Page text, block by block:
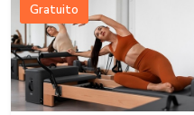
Gratuito